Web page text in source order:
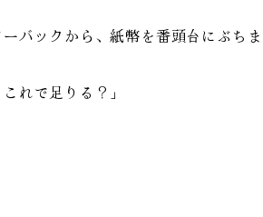
バックから、紙幣を番頭台にぶち
れで足りる？」